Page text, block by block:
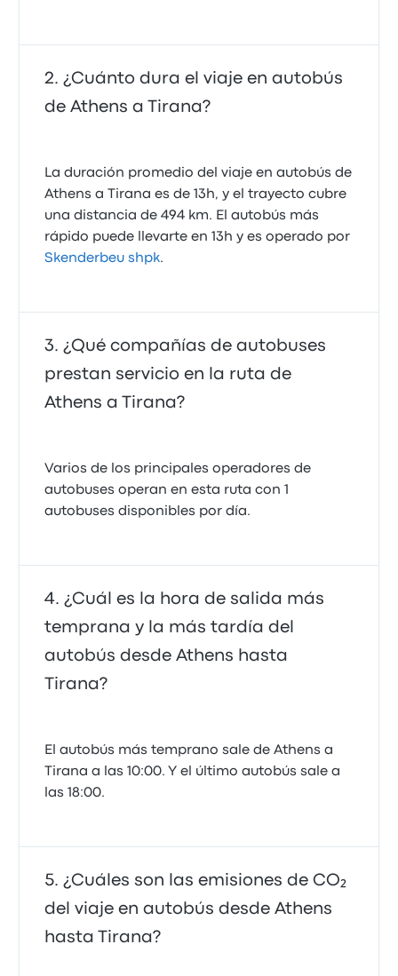
¿Cuánto dura el viaje en autobús
de Athens a Tirana?
La duración promedio del viaje en autobús de
Athens a Tirana es de 13h, y el trayecto cubre
una distancia de 494 km. El autobús más
rápido puede llevarte en 13h y es operado por
Skenderbeu shpk.
¿Qué compañías de autobuses
prestan servicio en la ruta de
Athens a Tirana?
Varios de los principales operadores de
autobuses operan en esta ruta con 1
autobuses disponibles por día.
¿Cuál es la hora de salida más
temprana y la más tardía del
autobús desde Athens hasta
Tirana?
El autobús más temprano sale de Athens a
Tirana a las 10:00. Y el último autobús sale a
las 18:00.
¿Cuáles son las emisiones de CO₂
del viaje en autobús desde Athens
hasta Tirana?